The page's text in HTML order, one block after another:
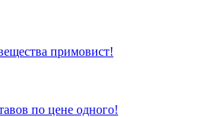
примовист!
по цене одного!